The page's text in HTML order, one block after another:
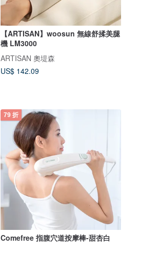
【ARTISAN】woosun 無線舒揉美腿
機 LM3000
ARTISAN 奧堤森
US$ 142.09
79 折
Comefree 指腹穴道按摩棒-甜杏白